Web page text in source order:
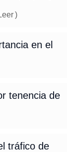
)
en el
tenencia de
tráfico de